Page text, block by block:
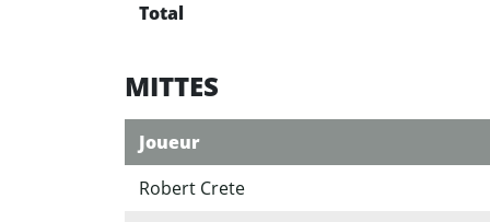
Total
MITTES
Joueur
Robert Crete